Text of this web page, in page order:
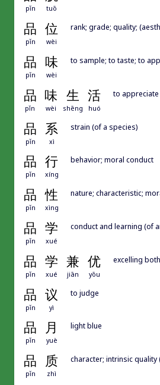
pǐn tuō
品 位
pǐn wèi
rank; grade; quality;
品 味
pǐn wèi
to sample; to taste; to
品 味 生 活
pǐn wèi shēng huó
to appreciate
品 系
pǐn xì
strain (of a species)
品 行
pǐn xíng
behavior; moral conduct
品 性
pǐn xìng
nature; characteristic;
品 学
pǐn xué
conduct and learning (of
品 学 兼 优
pǐn xué jiān yōu
excelling
品 议
pǐn yì
to judge
品 月
pǐn yuè
light blue
品 质
pǐn zhì
character; intrinsic